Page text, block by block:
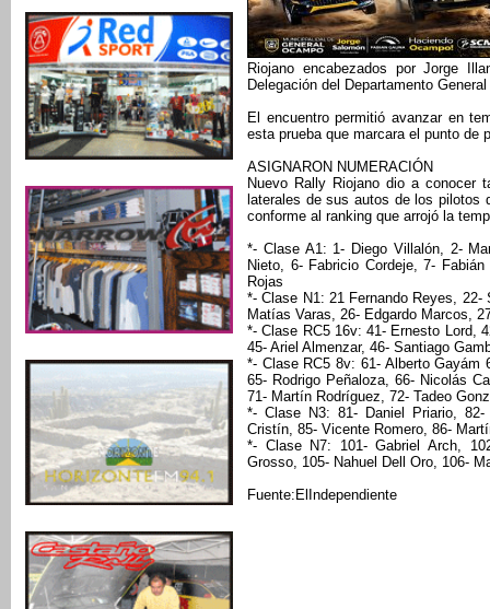
Riojano encabezados por Jorge
Delegación del Departamento
El encuentro permitió avanzar en
esta prueba que marcara el punto de
ASIGNARON NUMERACIÓN
Nuevo Rally Riojano dio a conocer
laterales de sus autos de los pilotos
conforme al ranking que arrojó la
*- Clase A1: 1- Diego Villalón, 2-
Nieto, 6- Fabricio Cordeje, 7-
Rojas
*- Clase N1: 21 Fernando Reyes, 22-
Matías Varas, 26- Edgardo Marcos,
*- Clase RC5 16v: 41- Ernesto Lord,
45- Ariel Almenzar, 46- Santiago
*- Clase RC5 8v: 61- Alberto Gayám
65- Rodrigo Peñaloza, 66- Nicolás
71- Martín Rodríguez, 72- Tadeo
*- Clase N3: 81- Daniel Priario,
Cristín, 85- Vicente Romero, 86-
*- Clase N7: 101- Gabriel Arch,
Grosso, 105- Nahuel Dell Oro, 106-
Fuente:ElIndependiente